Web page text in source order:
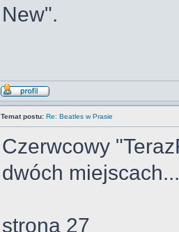
New".
Temat postu: Re: Beatles w Prasie
Czerwcowy
dwóch miejscach...
strona 27